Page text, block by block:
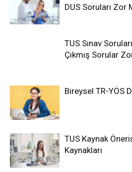
DUS Soruları Zor
TUS Sınav
Çıkmış Sorular
Bireysel TR-YÖS
TUS Kaynak
Kaynakları